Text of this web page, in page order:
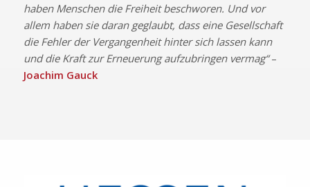
haben Menschen die Freiheit beschworen. Und vor
allem haben sie daran geglaubt, dass eine Gesellschaft
die Fehler der Vergangenheit hinter sich lassen kann
und die Kraft zur Erneuerung aufzubringen vermag“–
Joachim Gauck